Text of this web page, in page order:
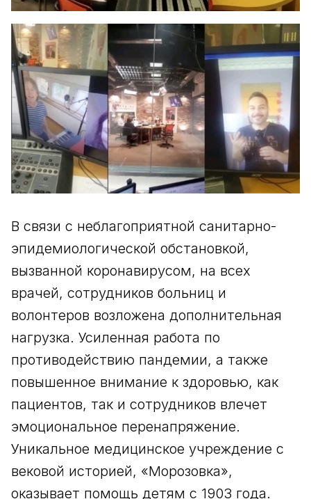
В связи с неблагоприятной санитарно-
эпидемиологической обстановкой,
вызванной коронавирусом, на всех
врачей, сотрудников больниц и
волонтеров возложена дополнительная
нагрузка. Усиленная работа по
противодействию пандемии, а также
повышенное внимание к здоровью, как
пациентов, так и сотрудников влечет
эмоциональное перенапряжение.
Уникальное медицинское учреждение с
вековой историей, «Морозовка»,
оказывает помощь детям с 1903 года.